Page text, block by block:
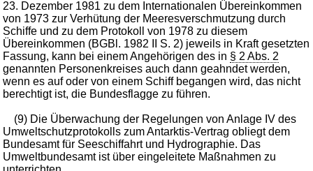
23. Dezember 1981 zu dem Internationalen Übereinkommen
von 1973 zur Verhütung der Meeresverschmutzung durch
Schiffe und zu dem Protokoll von 1978 zu diesem
Übereinkommen (BGBl. 1982 II S. 2) jeweils in Kraft gesetzten
Fassung, kann bei einem Angehörigen des in § 2 Abs. 2
genannten Personenkreises auch dann geahndet werden,
wenn es auf oder von einem Schiff begangen wird, das nicht
berechtigt ist, die Bundesflagge zu führen.
(9) Die Überwachung der Regelungen von Anlage IV des
Umweltschutzprotokolls zum Antarktis-Vertrag obliegt dem
Bundesamt für Seeschiffahrt und Hydrographie. Das
Umweltbundesamt ist über eingeleitete Maßnahmen zu